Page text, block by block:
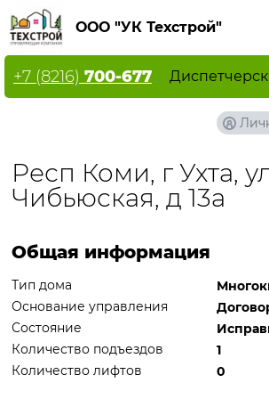
ООО "УК Техстрой"
+7 (8216) 700-677
Респ Коми, г Ухта,
Чибьюская, д 13а
Общая информация
Тип дома
Основание управления
Состояние
Количество подъездов
1
Количество лифтов
0